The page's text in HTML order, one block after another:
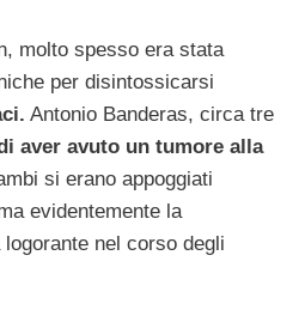
molto spesso era stata
per disintossicarsi
Antonio Banderas, circa tre
aver avuto un tumore alla
si erano appoggiati
evidentemente la
nel corso degli